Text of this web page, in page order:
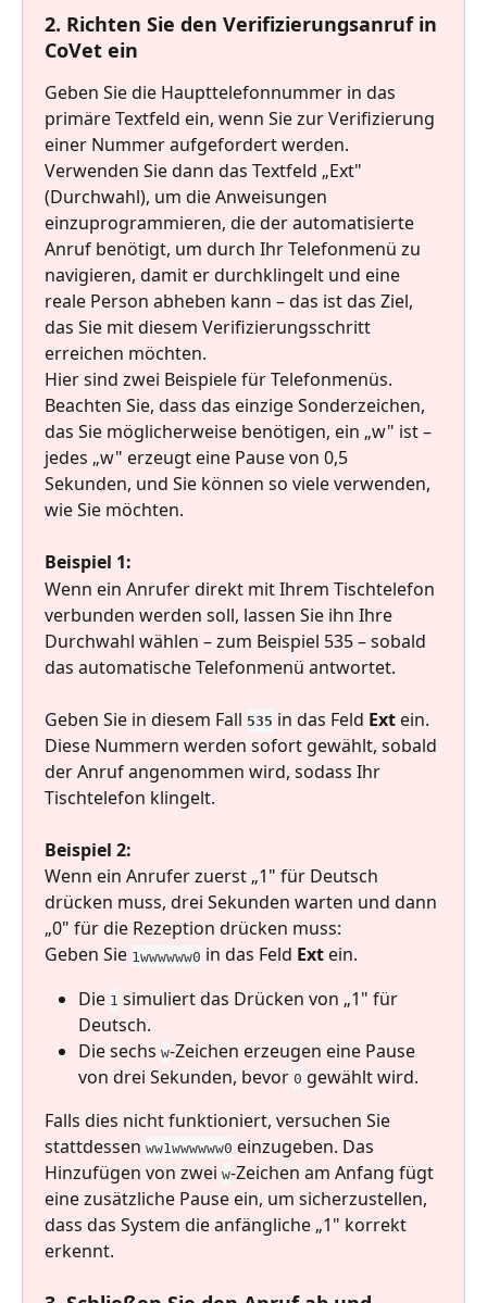
2. Richten Sie den Verifizierungsanruf in
CoVet ein
Geben Sie die Haupttelefonnummer in das
primäre Textfeld ein, wenn Sie zur Verifizierung
einer Nummer aufgefordert werden.
Verwenden Sie dann das Textfeld „Ext"
(Durchwahl), um die Anweisungen
einzuprogrammieren, die der automatisierte
Anruf benötigt, um durch Ihr Telefonmenü zu
navigieren, damit er durchklingelt und eine
reale Person abheben kann – das ist das Ziel,
das Sie mit diesem Verifizierungsschritt
erreichen möchten.
Hier sind zwei Beispiele für Telefonmenüs.
Beachten Sie, dass das einzige Sonderzeichen,
das Sie möglicherweise benötigen, ein „w" ist –
jedes „w" erzeugt eine Pause von 0,5
Sekunden, und Sie können so viele verwenden,
wie Sie möchten.
Beispiel 1:
Wenn ein Anrufer direkt mit Ihrem Tischtelefon
verbunden werden soll, lassen Sie ihn Ihre
Durchwahl wählen – zum Beispiel 535 – sobald
das automatische Telefonmenü antwortet.
Geben Sie in diesem Fall 535 in das Feld Ext ein.
Diese Nummern werden sofort gewählt, sobald
der Anruf angenommen wird, sodass Ihr
Tischtelefon klingelt.
Beispiel 2:
Wenn ein Anrufer zuerst „1" für Deutsch
drücken muss, drei Sekunden warten und dann
„0" für die Rezeption drücken muss:
Geben Sie 1wwwwww0 in das Feld Ext ein.
Die 1 simuliert das Drücken von „1" für
Deutsch.
Die sechs w-Zeichen erzeugen eine Pause
von drei Sekunden, bevor 0 gewählt wird.
Falls dies nicht funktioniert, versuchen Sie
stattdessen ww1wwwwww0 einzugeben. Das
Hinzufügen von zwei w-Zeichen am Anfang fügt
eine zusätzliche Pause ein, um sicherzustellen,
dass das System die anfängliche „1" korrekt
erkennt.